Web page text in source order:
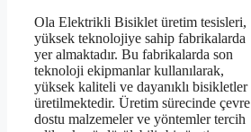
Ola Elektrikli Bisiklet üretim tesisleri,
yüksek teknolojiye sahip fabrikalarda
yer almaktadır. Bu fabrikalarda son
teknoloji ekipmanlar kullanılarak,
yüksek kaliteli ve dayanıklı bisikletler
üretilmektedir. Üretim sürecinde çevre
dostu malzemeler ve yöntemler tercih